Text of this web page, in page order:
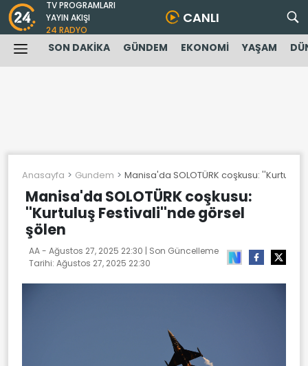
TV PROGRAMLARI
YAYIN AKIŞI
24 RADYO
CANLI
SON DAKİKA GÜNDEM EKONOMİ YAŞAM
Anasayfa Gundem Manisa'da SOLOTÜRK coşkusu:
Manisa'da SOLOTÜRK coşkusu:
''Kurtuluş Festivali''nde görsel
şölen
AA - Ağustos 27, 2025 22:30 | Son Güncelleme
Tarihi: Ağustos 27, 2025 22:30